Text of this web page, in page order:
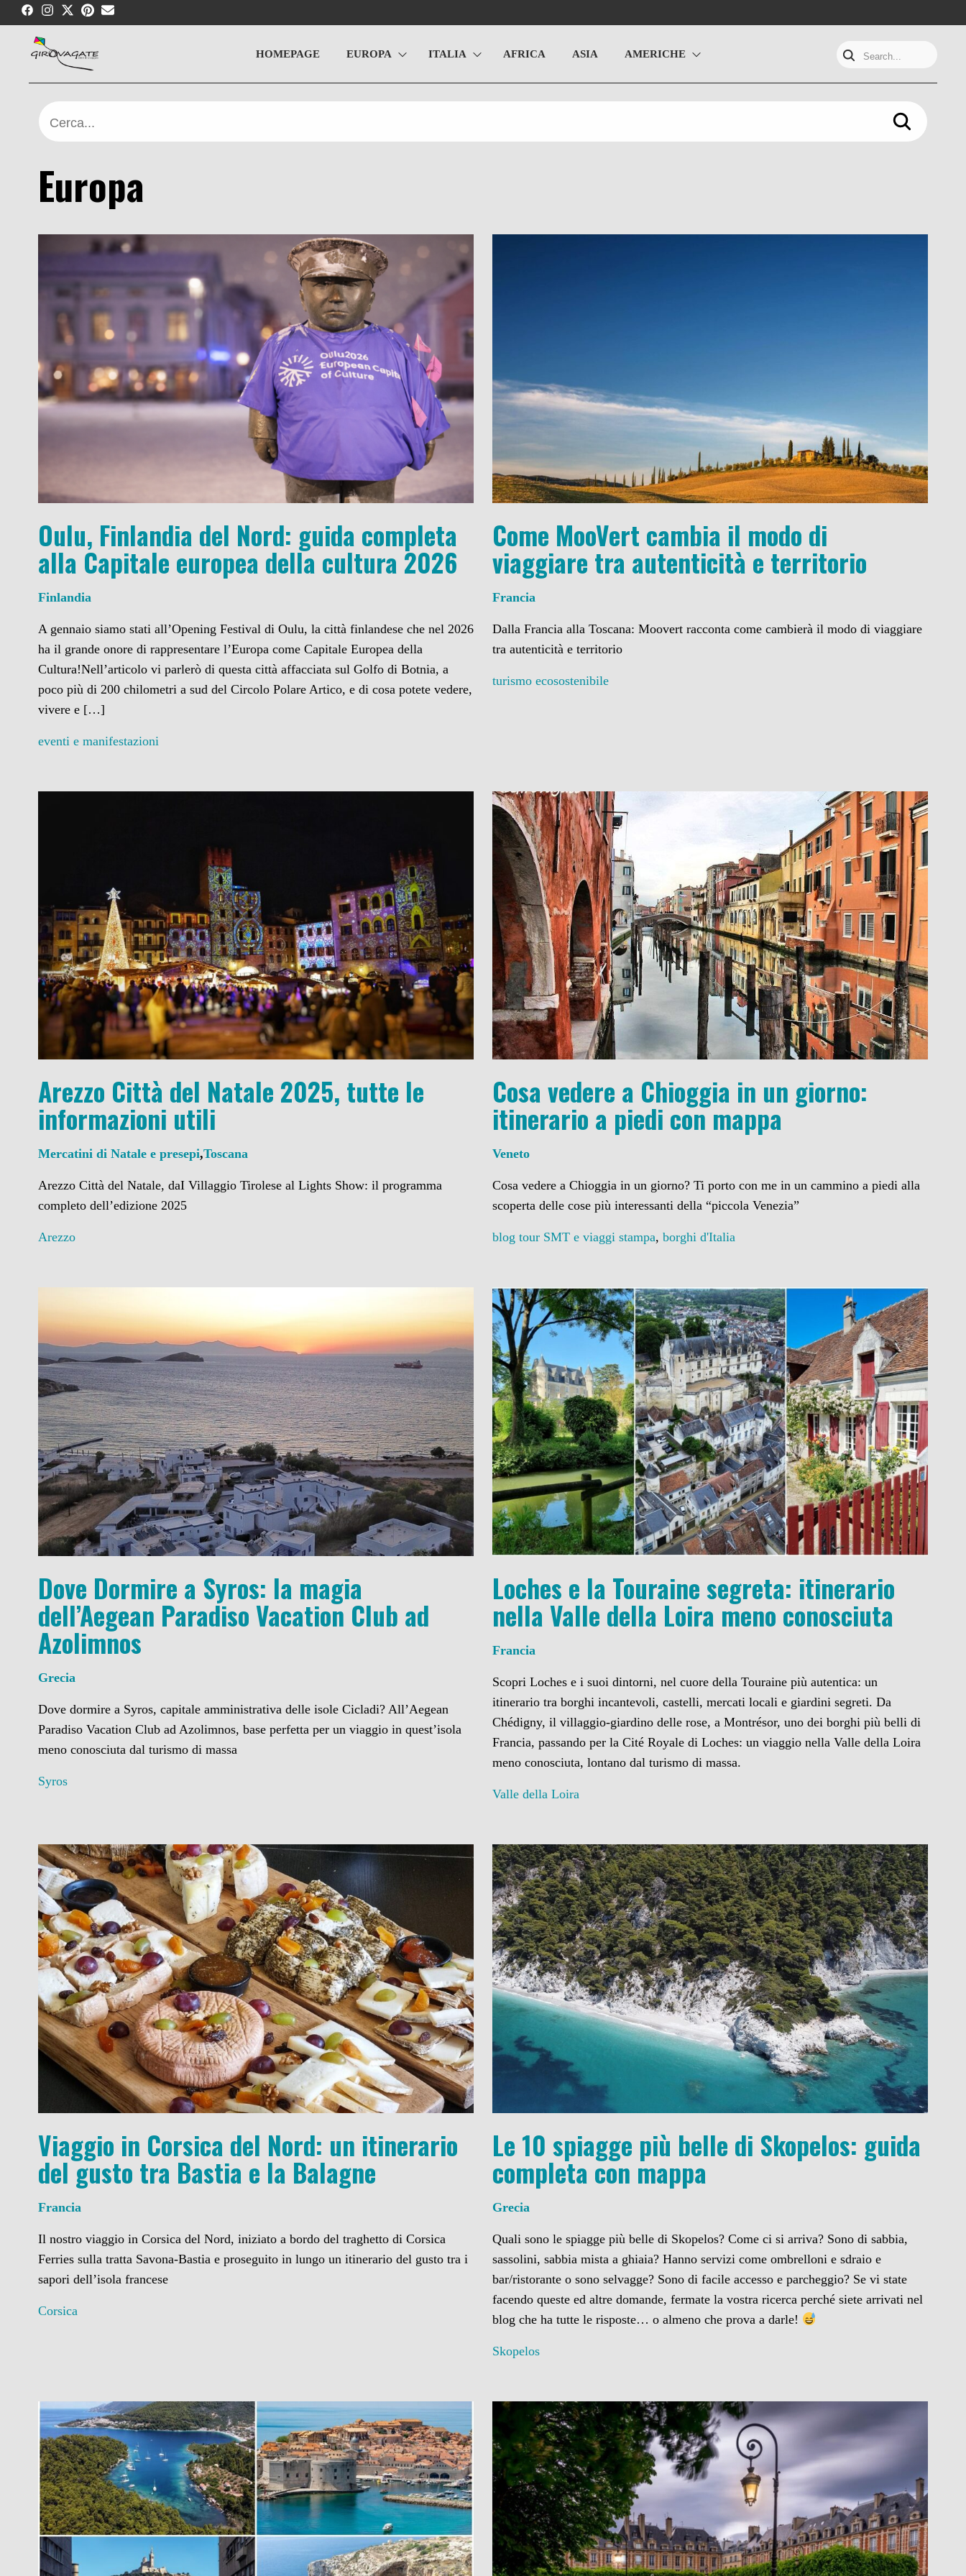
Skip
content
HOMEPAGE EUROPA ITALIA AFRICA ASIA AMERICHE
Search...
Cerca...
Europa
Oulu, Finlandia del Nord: guida completa
alla Capitale europea della cultura 2026
Finlandia
A gennaio siamo stati all’Opening Festival di Oulu, la città finlandese che nel 2026
ha il grande onore di rappresentare l’Europa come Capitale Europea della
Cultura!Nell’articolo vi parlerò di questa città affacciata sul Golfo di Botnia, a
poco più di 200 chilometri a sud del Circolo Polare Artico, e di cosa potete vedere,
vivere e […]
eventi e manifestazioni
Come MooVert cambia il modo di
viaggiare tra autenticità e territorio
Francia
Dalla Francia alla Toscana: Moovert racconta come cambierà il modo di viaggiare
tra autenticità e territorio
turismo ecosostenibile
Arezzo Città del Natale 2025, tutte le
informazioni utili
Mercatini di Natale e presepi,Toscana
Arezzo Città del Natale, daI Villaggio Tirolese al Lights Show: il programma
completo dell’edizione 2025
Arezzo
Cosa vedere a Chioggia in un giorno:
itinerario a piedi con mappa
Veneto
Cosa vedere a Chioggia in un giorno? Ti porto con me in un cammino a piedi alla
scoperta delle cose più interessanti della “piccola Venezia”
blog tour SMT e viaggi stampa, borghi d'Italia
Dove Dormire a Syros: la magia
dell’Aegean Paradiso Vacation Club ad
Azolimnos
Grecia
Dove dormire a Syros, capitale amministrativa delle isole Cicladi? All’Aegean
Paradiso Vacation Club ad Azolimnos, base perfetta per un viaggio in quest’isola
meno conosciuta dal turismo di massa
Syros
Loches e la Touraine segreta: itinerario
nella Valle della Loira meno conosciuta
Francia
Scopri Loches e i suoi dintorni, nel cuore della Touraine più autentica: un
itinerario tra borghi incantevoli, castelli, mercati locali e giardini segreti. Da
Chédigny, il villaggio-giardino delle rose, a Montrésor, uno dei borghi più belli di
Francia, passando per la Cité Royale di Loches: un viaggio nella Valle della Loira
meno conosciuta, lontano dal turismo di massa.
Valle della Loira
Viaggio in Corsica del Nord: un itinerario
del gusto tra Bastia e la Balagne
Francia
Il nostro viaggio in Corsica del Nord, iniziato a bordo del traghetto di Corsica
Ferries sulla tratta Savona-Bastia e proseguito in lungo un itinerario del gusto tra i
sapori dell’isola francese
Corsica
Le 10 spiagge più belle di Skopelos: guida
completa con mappa
Grecia
Quali sono le spiagge più belle di Skopelos? Come ci si arriva? Sono di sabbia,
sassolini, sabbia mista a ghiaia? Hanno servizi come ombrelloni e sdraio e
bar/ristorante o sono selvagge? Sono di facile accesso e parcheggio? Se vi state
facendo queste ed altre domande, fermate la vostra ricerca perché siete arrivati nel
blog che ha tutte le risposte… o almeno che prova a darle!
Skopelos